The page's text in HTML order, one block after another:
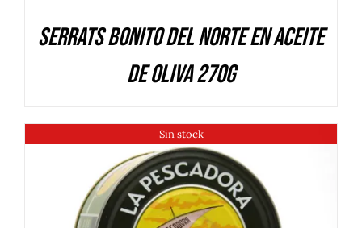
Serrats Bonito del Norte en aceite
de oliva 270g
Sin stock